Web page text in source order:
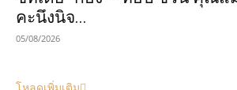
คะนึงนิจ...
05/08/2026
โหลดเพิ่มเติม